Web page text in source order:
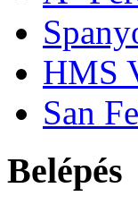
HMS
San
Belépés